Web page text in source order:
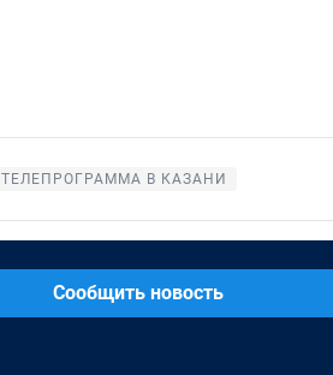
ТЕЛЕПРОГРАММА В КАЗАНИ
Сообщить новость